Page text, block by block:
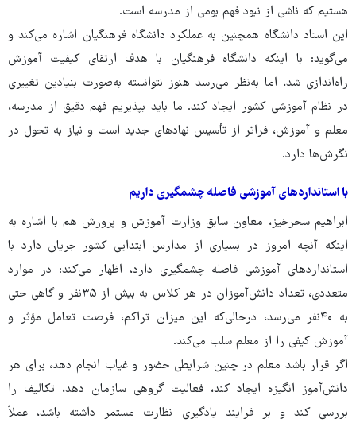
هستیم که ناشی از نبود فهم بومی از مدرسه است.
این استاد دانشگاه همچنین به عملکرد دانشگاه فرهنگیان اشاره می‌کند و
می‌گوید: با اینکه دانشگاه فرهنگیان با هدف ارتقای کیفیت آموزش
راه‌اندازی شد، اما به‌نظر می‌رسد هنوز نتوانسته به‌صورت بنیادین تغییری
در نظام آموزشی کشور ایجاد کند. ما باید بپذیریم فهم دقیق از مدرسه،
معلم و آموزش، فراتر از تأسیس نهادهای جدید است و نیاز به تحول در
نگرش‌ها دارد.
با استانداردهای آموزشی فاصله چشمگیری داریم
ابراهیم سحرخیز، معاون سابق وزارت آموزش و پرورش هم با اشاره به
اینکه آنچه امروز در بسیاری از مدارس ابتدایی کشور جریان دارد با
استانداردهای آموزشی فاصله چشمگیری دارد، اظهار می‌کند: در موارد
متعددی، تعداد دانش‌آموزان در هر کلاس به بیش از ۳۵نفر و گاهی حتی
به ۴۰نفر می‌رسد، درحالی‌که این میزان تراکم، فرصت تعامل مؤثر و
آموزش کیفی را از معلم سلب می‌کند.
اگر قرار باشد معلم در چنین شرایطی حضور و غیاب انجام دهد، برای هر
دانش‌آموز انگیزه ایجاد کند، فعالیت گروهی سازمان دهد، تکالیف را
بررسی کند و بر فرایند یادگیری نظارت مستمر داشته باشد، عملاً